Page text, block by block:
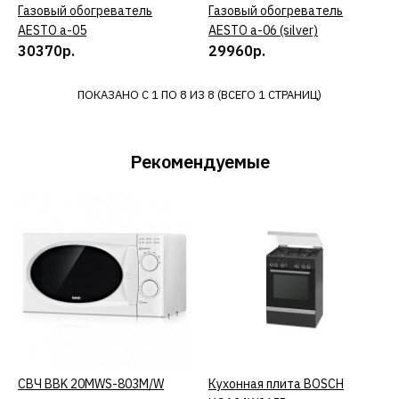
ДОБАВИТЬ В ПОЖЕЛАНИЯ
ИНТЕРСКОЛ
ИНТЕРСКОЛ ТПГ-15
10449р.
ДОБАВИТЬ К СРАВНЕНИЮ
ДОБАВИТЬ В ПОЖЕЛАНИЯ
Уличный газовый
КУПИТЬ
Газовый обогреватель
AESTO a-05
30370р.
КУПИТЬ
Газовый обогреватель
AESTO a-06 (silver)
29960р.
ПОКАЗАНО С 1 ПО 8 ИЗ 8 (ВСЕГО 1 СТРАНИЦ)
Рекомендуемые
КУПИТЬ
СВЧ BBK 20MWS-803M/W КУПИТЬ
Кухонная плита BOSCH